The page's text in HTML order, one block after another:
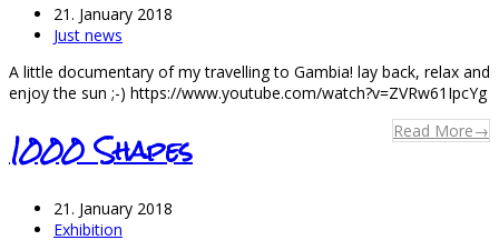
21. January 2018
Just news
A little documentary of my travelling to Gambia! lay back, relax and
enjoy the sun ;-) https://www.youtube.com/watch?v=ZVRw61IpcYg
Read More→
1000 Shapes
21. January 2018
Exhibition